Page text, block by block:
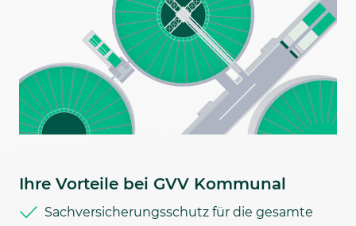
Ihre Vorteile bei GVV Kommunal
Sachversicherungsschutz für die gesamte